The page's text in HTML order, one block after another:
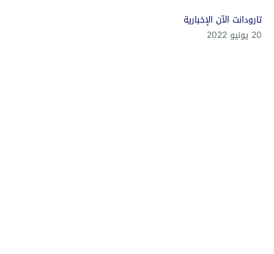
تارودانت الآن الإخبارية
20 يونيو 2022